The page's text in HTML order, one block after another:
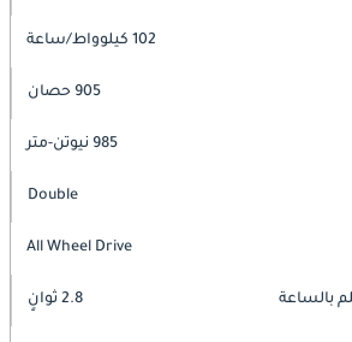
102 كيلوواط/ساعة
905 حصان
985 نيوتن-متر
Double
All Wheel Drive
2.8 ثوانٍ